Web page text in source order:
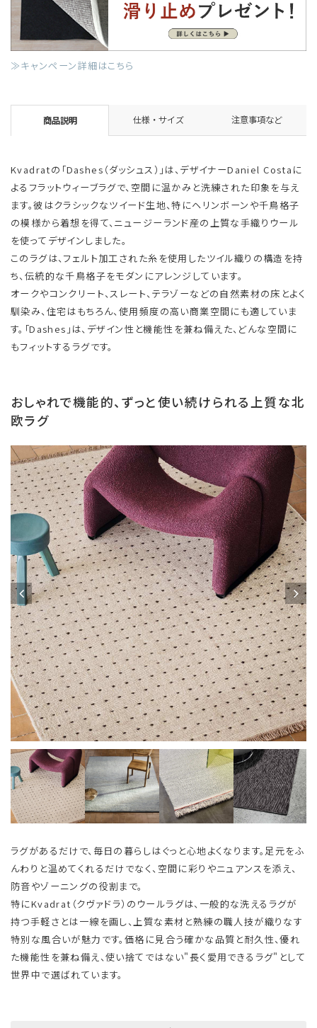
≫キャンペーン詳細はこちら
商品説明 仕様・サイズ 注意事項など
Kvadratの「Dashes（ダッシュス）」は、デザイナーDaniel Costaに
よるフラットウィーブラグで、空間に温かみと洗練された印象を与え
ます。彼はクラシックなツイード生地、特にヘリンボーンや千鳥格子
の模様から着想を得て、ニュージーランド産の上質な手織りウール
を使ってデザインしました。
このラグは、フェルト加工された糸を使用したツイル織りの構造を持
ち、伝統的な千鳥格子をモダンにアレンジしています。
オークやコンクリート、スレート、テラゾーなどの自然素材の床とよく
馴染み、住宅はもちろん、使用頻度の高い商業空間にも適していま
す。「Dashes」は、デザイン性と機能性を兼ね備えた、どんな空間に
もフィットするラグです。
おしゃれで機能的、ずっと使い続けられる上質な北
欧ラグ
ラグがあるだけで、毎日の暮らしはぐっと心地よくなります。足元をふ
んわりと温めてくれるだけでなく、空間に彩りやニュアンスを添え、
防音やゾーニングの役割まで。
特にKvadrat（クヴァドラ）のウールラグは、一般的な洗えるラグが
持つ手軽さとは一線を画し、上質な素材と熟練の職人技が織りなす
特別な風合いが魅力です。価格に見合う確かな品質と耐久性、優れ
た機能性を兼ね備え、使い捨てではない"長く愛用できるラグ"として
世界中で選ばれています。